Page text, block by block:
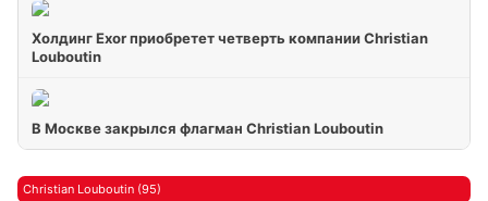
Холдинг Exor приобретет четверть компании Christian
Louboutin
В Москве закрылся флагман Christian Louboutin
Christian Louboutin (95)